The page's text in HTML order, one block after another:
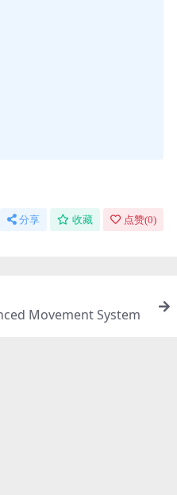
分享 收藏 点赞(0)
Movement System